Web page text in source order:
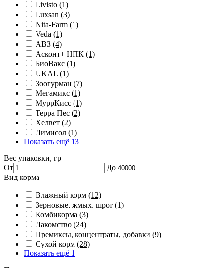
Livisto (1)
Luxsan (3)
Nita-Farm (1)
Veda (1)
АВЗ (4)
Асконт+ НПК (1)
БиоВакс (1)
UKAL (1)
Зоогурман (7)
Мегамикс (1)
МуррКисс (1)
Терра Пес (2)
Хелвет (2)
Лимисол (1)
Показать ещё 13
Вес упаковки, гр
От
До
Вид корма
Влажный корм (12)
Зерновые, жмых, шрот (1)
Комбикорма (3)
Лакомство (24)
Премиксы, концентраты, добавки (9)
Сухой корм (28)
Показать ещё 1